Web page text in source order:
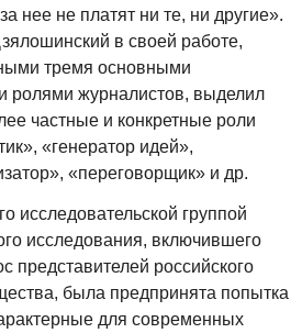
нее не платят ни те, ни другие».
в своей работе,
тремя основными
ролями журналистов, выделил
частные и конкретные роли
«генератор идей»,
«переговорщик» и др.
исследовательской группой
исследования, включившего
представителей российского
была предпринята попытка
для современных